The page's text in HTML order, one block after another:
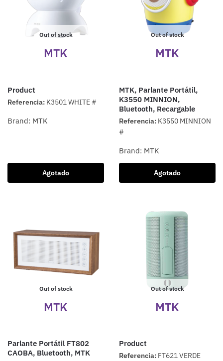
Out of stock
MTK
Product
Referencia: K3501 WHITE #
Brand: MTK
Agotado
Out of stock
MTK
MTK, Parlante Portátil,
K3550 MINNION,
Bluetooth, Recargable
Referencia: K3550 MINNION
#
Brand: MTK
Agotado
Out of stock
MTK
Parlante Portátil FT802
CAOBA, Bluetooth, MTK
Out of stock
MTK
Product
Referencia: FT621 VERDE